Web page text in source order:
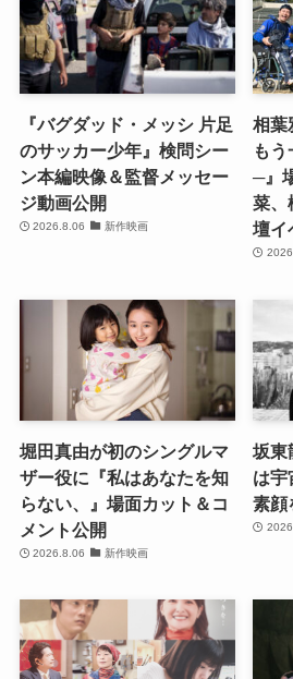
『バグダッド・メッシ 片足
のサッカー少年』検問シー
ン本編映像＆監督メッセー
ジ動画公開
2026.8.06 新作映画
相葉
も
─』
菜、
壇イ
堀田真由が初のシングルマ
ザー役に『私はあなたを知
らない、』場面カット＆コ
メント公開
2026.8.06 新作映画
坂東
は宇
素顔